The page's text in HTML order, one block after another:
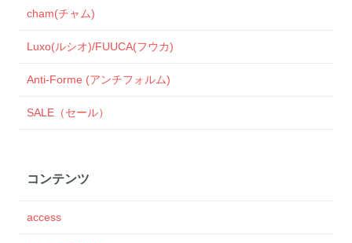
cham(チャム)
Luxo(ルシオ)/FUUCA(フウカ)
Anti-Forme (アンチフォルム)
SALE（セール）
コンテンツ
access